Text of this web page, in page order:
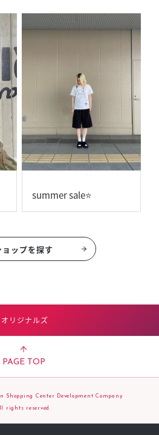
summer sale⭐️
ョップを探す
リジナルズ
PAGE TOP
Shopping Center Development Company
rights reserved.